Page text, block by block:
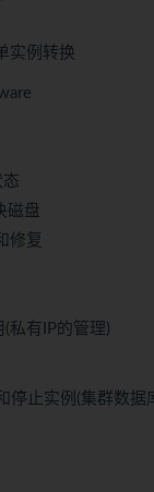
实例转换
磁盘
修复
私有IP的管理)
停止实例(集群数据